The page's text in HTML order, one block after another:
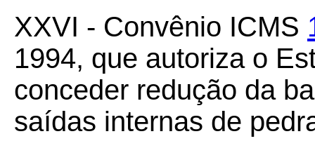
XXVI - Convênio ICMS
1994, que autoriza o
conceder redução da
saídas internas de